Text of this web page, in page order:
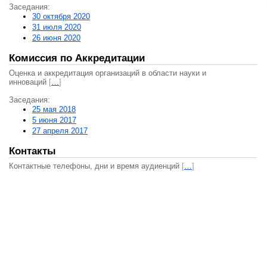
Заседания:
30 октября 2020
31 июля 2020
26 июня 2020
Комиссия по Аккредитации
Оценка и аккредитация организаций в области науки и
инноваций […]
Заседания:
25 мая 2018
5 июня 2017
27 апреля 2017
Контакты
Контактные телефоны, дни и время аудиенций […]